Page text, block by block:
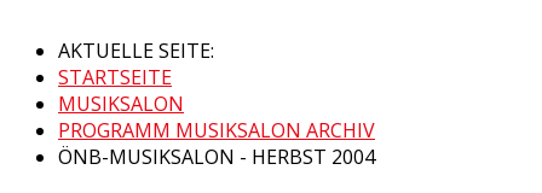
AKTUELLE SEITE:
STARTSEITE
MUSIKSALON
PROGRAMM MUSIKSALON ARCHIV
ÖNB-MUSIKSALON - HERBST 2004